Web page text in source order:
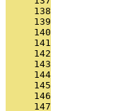
     138
     139
     140
     141
     142
     143
     144
     145
     146
     147